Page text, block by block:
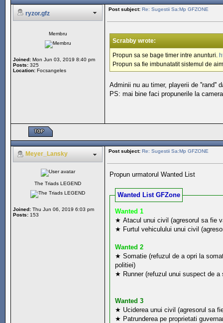
ryzor.gfz
Post subject: Re: Sugestii Sa:Mp GFZONE
Membru
Joined: Mon Jun 03, 2019 8:40 pm
Posts: 325
Location: Focsangeles
Scrabby wrote:
Propun sa se bage timer intre anunturi.
Propun sa fie imbunatatit sistemul de
Adminii nu au timer, playerii de ''rand''
PS: mai bine faci propunerile la
Meyer_Lansky Post subject: Re: Sugestii Sa:Mp GFZONE
The Triads LEGEND
Joined: Thu Jun 06, 2019 6:03 pm
Posts: 153
Propun urmatorul Wanted List
Wanted List GFZone
Wanted 1
★ Atacul unui civil (agresorul sa fie
★ Furtul vehiculului unui civil
Wanted 2
★ Somatie (refuzul de a opri la
politiei)
★ Runner (refuzul unui suspect de a
Wanted 3
★ Uciderea unui civil (agresorul sa
★ Patrunderea pe proprietati